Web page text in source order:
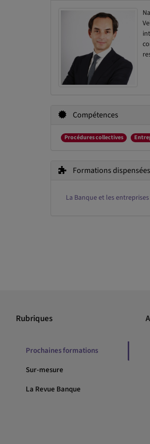
Compétences
Procédures collectives
Formations dispensées
La Banque et les
Rubriques
Prochaines formations
Sur-mesure
La Revue Banque